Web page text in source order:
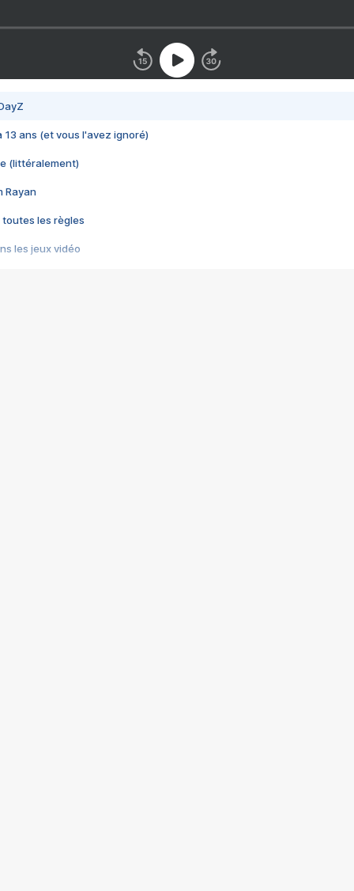
13 ans (et vous l'avez ignoré)
(littéralement)
Rayan
toutes les règles
les jeux vidéo